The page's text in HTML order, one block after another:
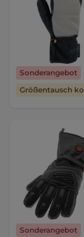
Sonderangebot
Sonderangebot